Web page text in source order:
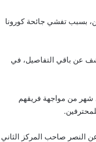
بسبب تفشي جائحة كورونا
عن باقي التفاصيل، في
شهر من مواجهة فريقهم
فرق الدوري السعودي للمحترفين برصيد 51 نقطة، بفارق 6 نقاط عن النصر صاحب المركز الثاني